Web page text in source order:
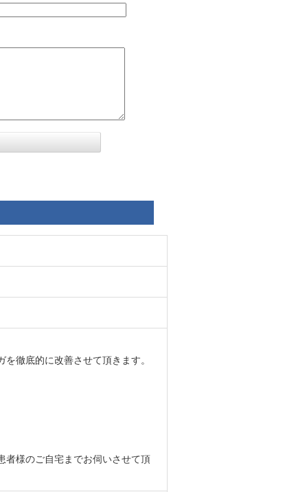
徹底的に改善させて頂きます。
者様のご自宅までお伺いさせて頂